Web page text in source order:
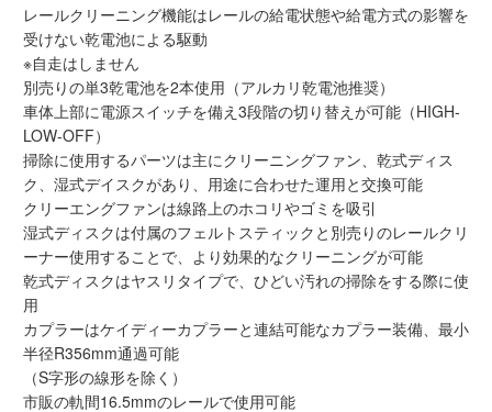
中部 関西
中国・四国 九州・沖縄
お役立ち情報
鉄道模型の情報 商品レビュー
メルマガ登録 LINEお友達登録
レールクリーニング機能はレールの給電状態や給電方式の影響を
受けない乾電池による駆動
※自走はしません
別売りの単3乾電池を2本使用（アルカリ乾電池推奨）
車体上部に電源スイッチを備え3段階の切り替えが可能（HIGH-
LOW-OFF）
掃除に使用するパーツは主にクリーニングファン、乾式ディス
ク、湿式デイスクがあり、用途に合わせた運用と交換可能
クリーエングファンは線路上のホコリやゴミを吸引
湿式ディスクは付属のフェルトスティックと別売りのレールクリ
ーナー使用することで、より効果的なクリーニングが可能
乾式ディスクはヤスリタイプで、ひどい汚れの掃除をする際に使
用
カプラーはケイディーカプラーと連結可能なカプラー装備、最小
半径R356mm通過可能
（S字形の線形を除く）
市販の軌間16.5mmのレールで使用可能